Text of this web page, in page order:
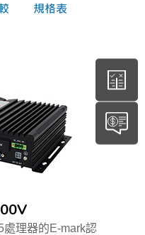
理器的E-mark認